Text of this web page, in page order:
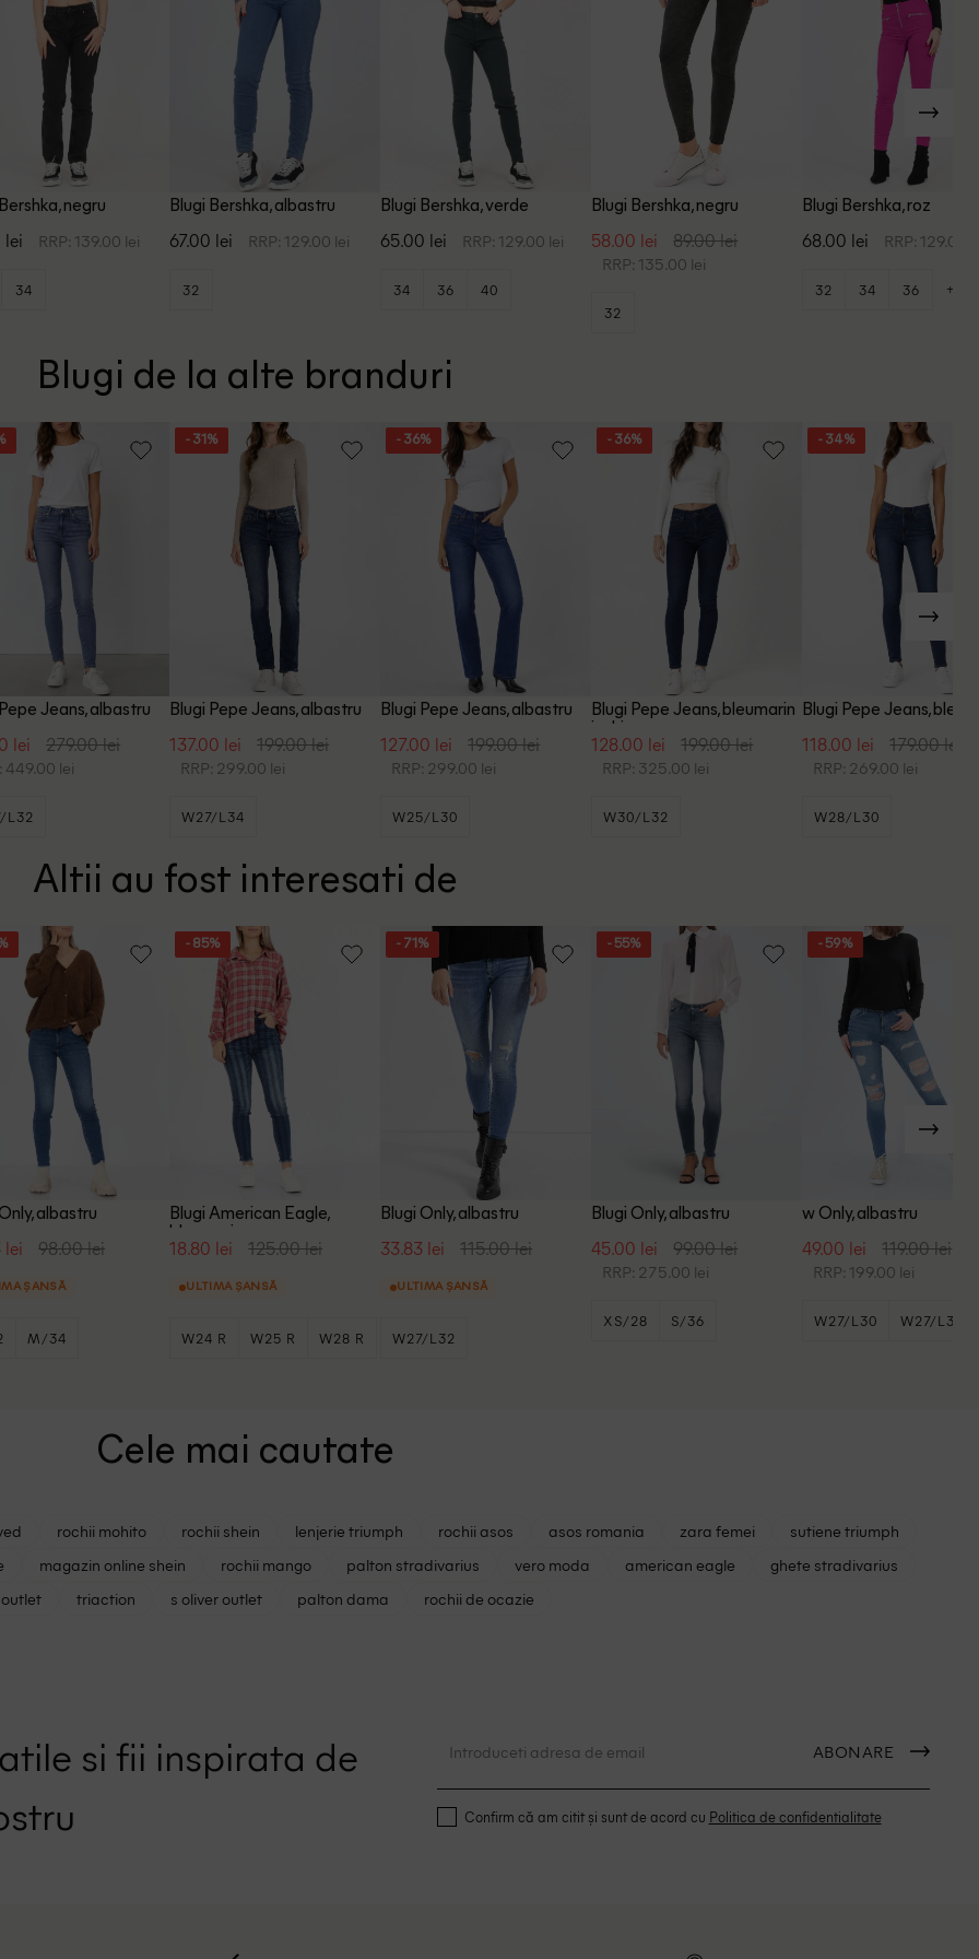
negru
lei RRP: 139.00 lei
34
Blugi Bershka, albastru
67.00 lei RRP: 129.00 lei
32
Blugi Bershka, verde
65.00 lei RRP: 129.00 lei
34 36 40
Blugi Bershka, negru
58.00 lei 89.00 lei
RRP: 135.00 lei
32
Blugi Bershka, roz
68.00 lei RRP: 129.00
32 34 36 +2
Blugi de la alte branduri
Jeans, albastru
lei 279.00 lei
449.00 lei
L32
- 31%
Blugi Pepe Jeans, albastru
137.00 lei 199.00 lei
RRP: 299.00 lei
W27/L34
- 36%
Blugi Pepe Jeans, albastru
127.00 lei 199.00 lei
RRP: 299.00 lei
W25/L30
- 36%
Blugi Pepe Jeans, bleumarin
inchis
128.00 lei 199.00 lei
RRP: 325.00 lei
W30/L32
- 34%
Blugi Pepe Jeans,
118.00 lei 179.00 lei
RRP: 269.00 lei
W28/L30
Altii au fost interesati de
albastru
lei 98.00 lei
ȘANSĂ
M/34
- 85%
Blugi American Eagle,
bleumarin
18.80 lei 125.00 lei
ULTIMA ȘANSĂ
W24 R W25 R W28 R
- 71%
Blugi Only, albastru
33.83 lei 115.00 lei
ULTIMA ȘANSĂ
W27/L32
- 55%
Blugi Only, albastru
45.00 lei 99.00 lei
RRP: 275.00 lei
XS/28 S/36
- 59%
w Only, albastru
49.00 lei 119.00 lei
RRP: 199.00 lei
W27/L30 W27/L32
Cele mai cautate
rochii mohito rochii shein lenjerie triumph rochii asos asos romania zara femei
sutiene triumph
magazin online shein rochii mango palton stradivarius vero moda american eagle
ghete stradivarius
triaction s oliver outlet palton dama rochii de ocazie
si fii inspirata de
ABONARE
Confirm că am citit și sunt de acord cu Politica de confidentialitate